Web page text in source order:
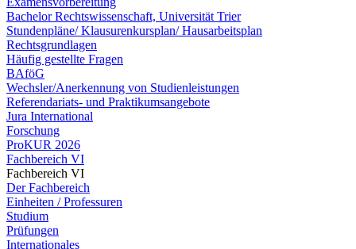
Bachelor Rechtswissenschaft, Universität Trier
Stundenpläne/ Klausurenkursplan/ Hausarbeitsplan
Rechtsgrundlagen
Häufig gestellte Fragen
BAföG
Wechsler/Anerkennung von Studienleistungen
Referendariats- und Praktikumsangebote
Jura International
Forschung
ProKUR 2026
Fachbereich VI
Fachbereich VI
Der Fachbereich
Einheiten / Professuren
Studium
Prüfungen
Internationales